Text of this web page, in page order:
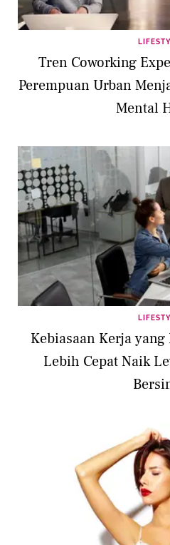
Tren Coworking
Perempuan Urban
Mental
Kebiasaan Kerja
Lebih Cepat Naik